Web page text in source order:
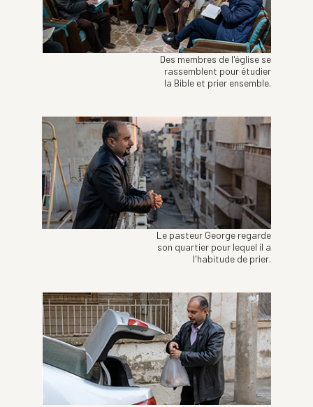
Des membres de l'église se
rassemblent pour étudier
la Bible et prier ensemble.
Le pasteur George regarde
son quartier pour lequel il a
l'habitude de prier.